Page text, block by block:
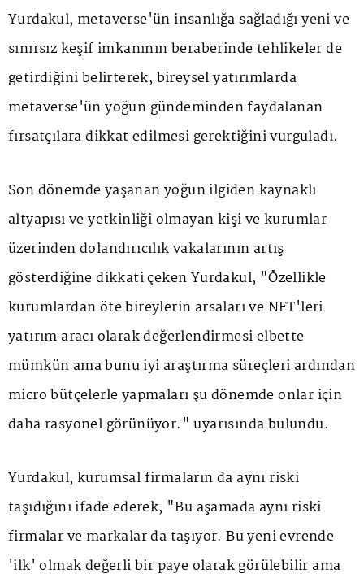
Yurdakul, metaverse'ün insanlığa sağladığı yeni ve
sınırsız keşif imkanının beraberinde tehlikeler de
getirdiğini belirterek, bireysel yatırımlarda
metaverse'ün yoğun gündeminden faydalanan
fırsatçılara dikkat edilmesi gerektiğini vurguladı.
Son dönemde yaşanan yoğun ilgiden kaynaklı
altyapısı ve yetkinliği olmayan kişi ve kurumlar
üzerinden dolandırıcılık vakalarının artış
gösterdiğine dikkati çeken Yurdakul, "Özellikle
kurumlardan öte bireylerin arsaları ve NFT'leri
yatırım aracı olarak değerlendirmesi elbette
mümkün ama bunu iyi araştırma süreçleri ardından
micro bütçelerle yapmaları şu dönemde onlar için
daha rasyonel görünüyor." uyarısında bulundu.
Yurdakul, kurumsal firmaların da aynı riski
taşıdığını ifade ederek, "Bu aşamada aynı riski
firmalar ve markalar da taşıyor. Bu yeni evrende
'ilk' olmak değerli bir paye olarak görülebilir ama